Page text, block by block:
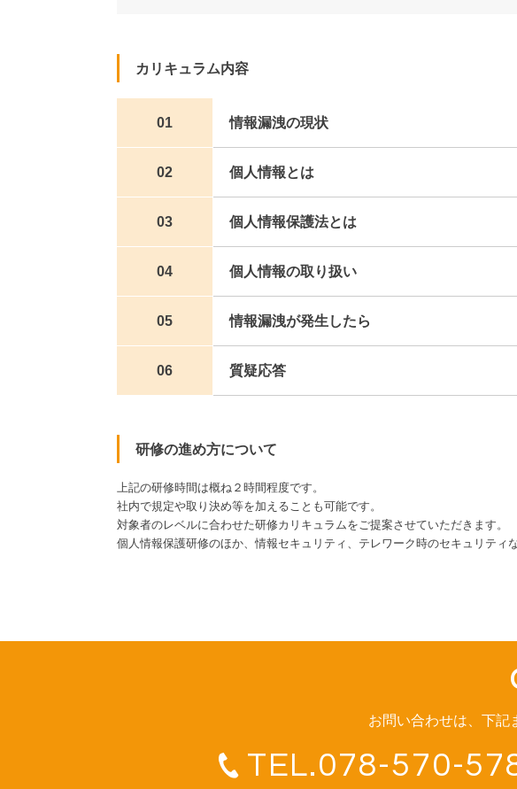
カリキュラム内容
01 情報漏洩の現状
02 個人情報とは
03 個人情報保護法とは
04 個人情報の取り扱い
05 情報漏洩が発生したら
06 質疑応答
研修の進め方について
上記の研修時間は概ね２時間程度です。
社内で規定や取り決め等を加えることも可能です。
対象者のレベルに合わせた研修カリキュラムをご提案させていただきます。
個人情報保護研修のほか、情報セキュリティ、テレワーク時のセキュリティ
お問い合わせは、下記
TEL.078-570-